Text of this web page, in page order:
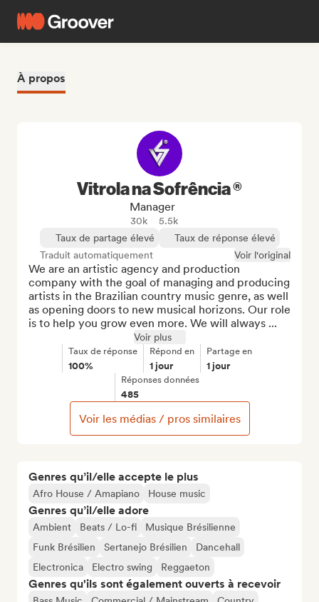
À propos
Genres qu’il/elle accepte le plus
Afro House / Amapiano House music
Genres qu’il/elle adore
Ambient Beats / Lo-fi
Musique Brésilienne
Funk Brésilien
Sertanejo Brésilien
Dancehall
Electronica
Electro swing Reggaeton
Genres qu'ils sont également ouverts à recevoir
Vitrola na Sofrência ®
Manager
30k
5.5k
Taux de partage élevé
Taux de réponse élevé
Traduit automatiquement
Voir l'original
We are an artistic agency and production
company with the goal of managing and producing
artists in the Brazilian country music genre, as well
as opening doors to new musical horizons. Our role
is to help you grow even more. We will always ...
Voir plus
Taux de réponse
100%
Répond en
1 jour
Partage en
1 jour
Réponses données
485
Voir les médias / pros similaires